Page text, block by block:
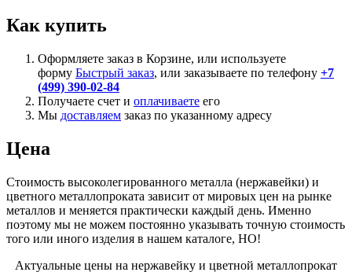
Как купить
Оформляете заказ в Корзине, или используете
форму Быстрый заказ, или заказываете по телефону +7
(499) 390-02-84
Получаете счет и оплачиваете его
Мы доставляем заказ по указанному адресу
Цена
Стоимость высоколегированного металла (нержавейки) и
цветного металлопроката зависит от мировых цен на рынке
металлов и меняется практически каждый день. Именно
поэтому мы не можем постоянно указывать точную стоимость
того или иного изделия в нашем каталоге, НО!
Актуальные цены на нержавейку и цветной металлопрокат